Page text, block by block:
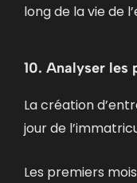
long de la vie de
10. Analyser les
La création
jour de
Les premiers